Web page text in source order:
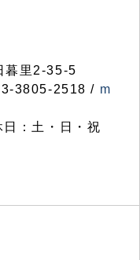
里2-35-5
3805-2518 / m
：土・日・祝